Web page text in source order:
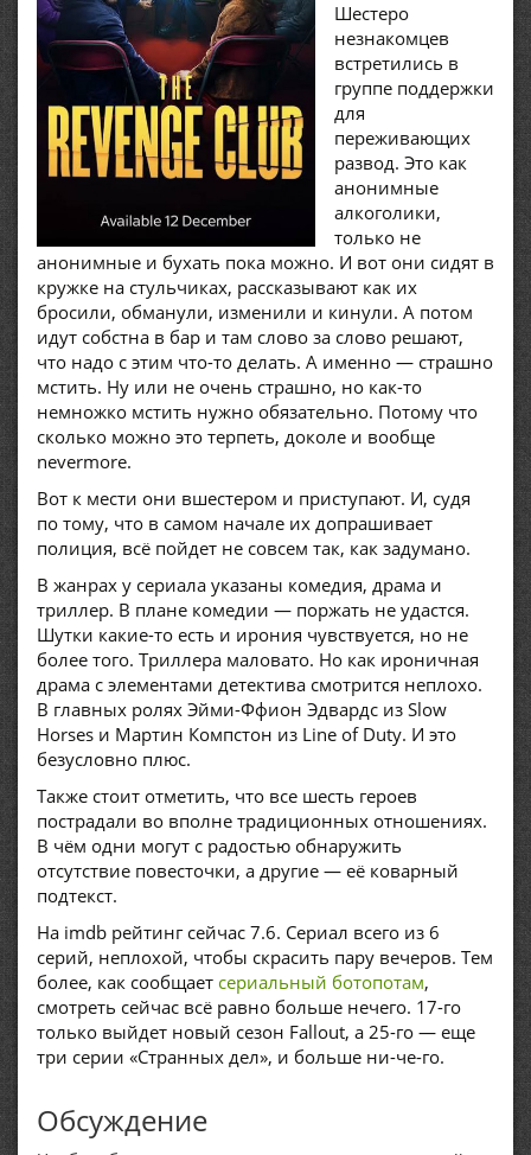
Шестеро
незнакомцев
встретились в
группе поддержки
для
переживающих
развод. Это как
анонимные
алкоголики,
только не
анонимные и бухать пока можно. И вот они сидят в
кружке на стульчиках, рассказывают как их
бросили, обманули, изменили и кинули. А потом
идут собстна в бар и там слово за слово решают,
что надо с этим что-то делать. А именно — страшно
мстить. Ну или не очень страшно, но как-то
немножко мстить нужно обязательно. Потому что
сколько можно это терпеть, доколе и вообще
nevermore.
Вот к мести они вшестером и приступают. И, судя
по тому, что в самом начале их допрашивает
полиция, всё пойдет не совсем так, как задумано.
В жанрах у сериала указаны комедия, драма и
триллер. В плане комедии — поржать не удастся.
Шутки какие-то есть и ирония чувствуется, но не
более того. Триллера маловато. Но как ироничная
драма с элементами детектива смотрится неплохо.
В главных ролях Эйми-Ффион Эдвардс из Slow
Horses и Мартин Компстон из Line of Duty. И это
безусловно плюс.
Также стоит отметить, что все шесть героев
пострадали во вполне традиционных отношениях.
В чём одни могут с радостью обнаружить
отсутствие повесточки, а другие — её коварный
подтекст.
На imdb рейтинг сейчас 7.6. Сериал всего из 6
серий, неплохой, чтобы скрасить пару вечеров. Тем
более, как сообщает сериальный ботопотам,
смотреть сейчас всё равно больше нечего. 17-го
только выйдет новый сезон Fallout, а 25-го — еще
три серии «Странных дел», и больше ни-че-го.
Обсуждение